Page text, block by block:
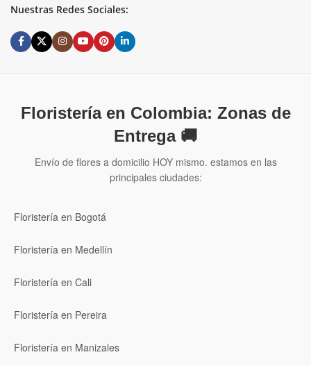
Nuestras Redes Sociales:
Floristería en Colombia: Zonas de
Entrega 🚚
Envío de flores a domicilio HOY mismo. estamos en las
principales ciudades:
Floristería en Bogotá
Floristería en Medellín
Floristería en Cali
Floristería en Pereira
Floristería en Manizales